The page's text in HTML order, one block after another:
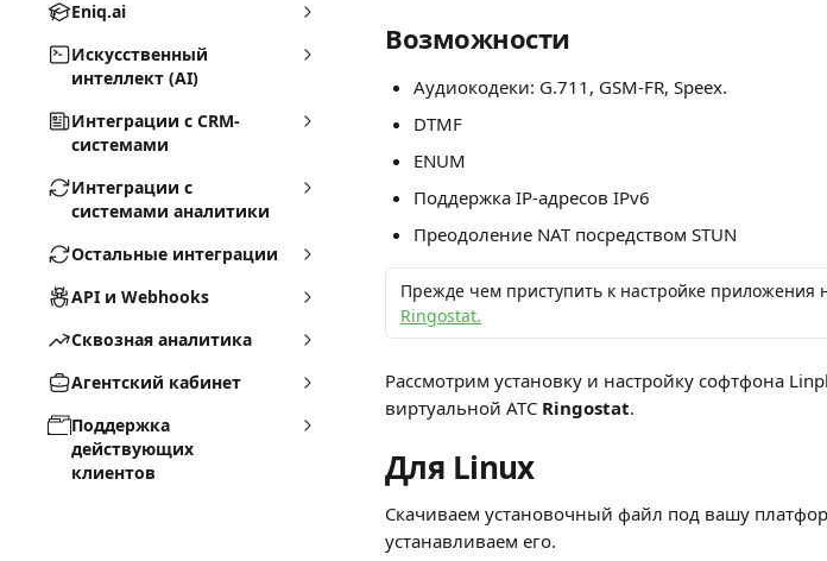
Eniq.ai
Искусственный
интеллект (AI)
Интеграции с CRM-
системами
Интеграции с
системами аналитики
Остальные интеграции
API и Webhooks
Сквозная аналитика
Агентский кабинет
Поддержка
действующих
клиентов
Возможности
Аудиокодеки: G.711, GSM-FR, Speex.
DTMF
ENUM
Поддержка IP-адресов IPv6
Преодоление NAT посредством STUN
Прежде чем приступить к настройке приложения
Ringostat.
Рассмотрим установку и настройку софтфона
виртуальной АТС Ringostat.
Для Linux
Скачиваем установочный файл под вашу
устанавливаем его.